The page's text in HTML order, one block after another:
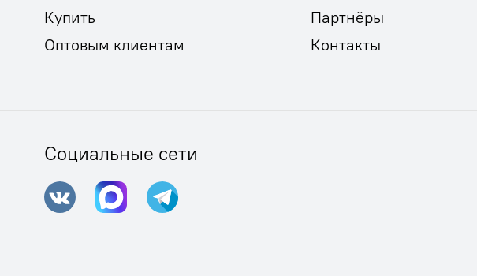
Купить
Оптовым клиентам
Партнёры
Контакты
Социальные сети